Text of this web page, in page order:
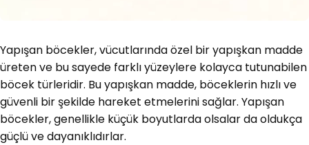
Yapışan böcekler, vücutlarında özel bir yapışkan madde
üreten ve bu sayede farklı yüzeylere kolayca tutunabilen
böcek türleridir. Bu yapışkan madde, böceklerin hızlı ve
güvenli bir şekilde hareket etmelerini sağlar. Yapışan
böcekler, genellikle küçük boyutlarda olsalar da oldukça
güçlü ve dayanıklıdırlar.